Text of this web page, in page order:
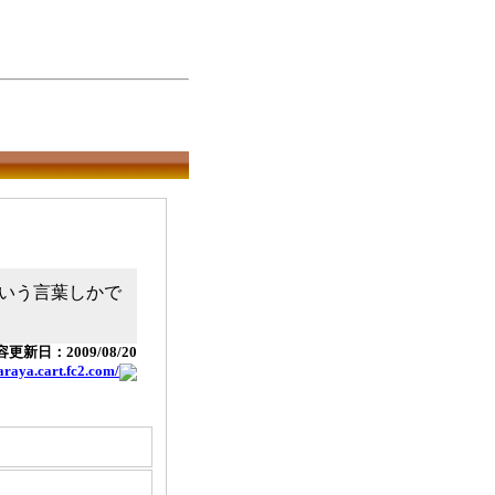
う言葉しかで
更新日：2009/08/20